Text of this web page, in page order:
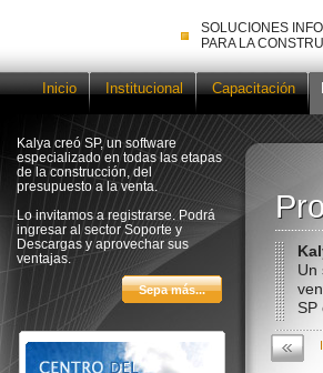
SOLUCIONES
PARA LA
Inicio Institucional Capacitación
Kalya creó SP, un software
especializado en todas las etapas
de la construcción, del
presupuesto a la venta.
Lo invitamos a registrarse. Podrá
ingresar al sector Soporte y
Descargas y aprovechar sus
ventajas.
Un
SP